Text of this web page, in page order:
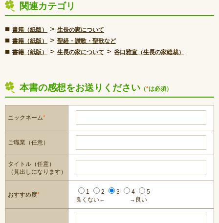
関連カテゴリ
■ 書籍（紙版） > 生長の家について
■ 書籍（紙版） > 聖経・讃歌・聖歌など
■ 書籍（紙版） > 生長の家について > 谷口雅宣（生長の家総裁）
本書の感想をお送りください （*は必須）
ニックネーム*
ご職業（任意）
タイトル（任意）
（見出しになります）
おすすめ度* 1 2 3 4
5
良くない←
→良い